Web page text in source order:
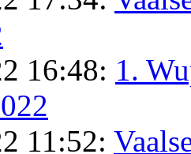
16:48: 1.
11:52: